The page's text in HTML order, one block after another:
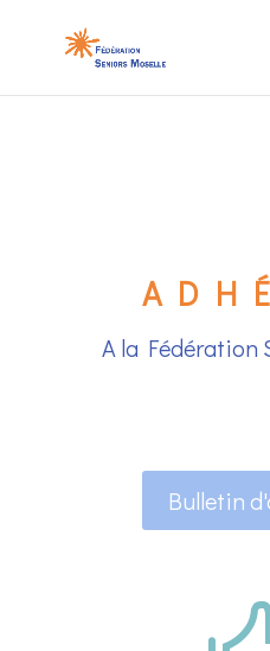
A la Fédération
Bulletin